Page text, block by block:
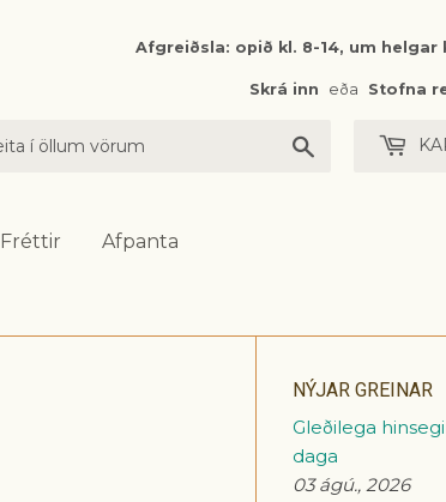
Afgreiðsla: opið kl. 8-14, um helgar
Skrá inn eða Stofna
Fréttir Afpanta
NÝJAR GREINAR
Gleðilega
daga
03 ágú., 2026